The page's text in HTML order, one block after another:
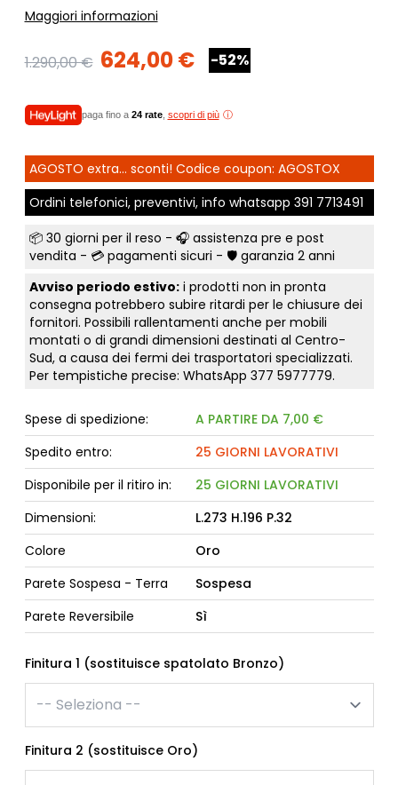
Maggiori informazioni
1.290,00 € 624,00 € -52%
paga fino a 24 rate, scopri di più
AGOSTO extra... sconti! Codice coupon: AGOSTOX
Ordini telefonici, preventivi, info whatsapp 391 7713491
📦 30 giorni per il reso - 🎧 assistenza pre e post
vendita - 💳 pagamenti sicuri - 🛡️ garanzia 2 anni
Avviso periodo estivo:i prodotti non in pronta
consegna potrebbero subire ritardi per le chiusure dei
fornitori. Possibili rallentamenti anche per mobili
montati o di grandi dimensioni destinati al Centro-
Sud, a causa dei fermi dei trasportatori specializzati.
Per tempistiche precise: WhatsApp 377 5977779.
Spese di spedizione:
A PARTIRE DA 7,00 €
Spedito entro:
25 GIORNI LAVORATIVI
Disponibile per il ritiro in:
25 GIORNI LAVORATIVI
Dimensioni:
L.273 H.196 P.32
Colore
Oro
Parete Sospesa - Terra
Sospesa
Parete Reversibile
Sì
Finitura 1 (sostituisce spatolato Bronzo)
Finitura 2 (sostituisce Oro)